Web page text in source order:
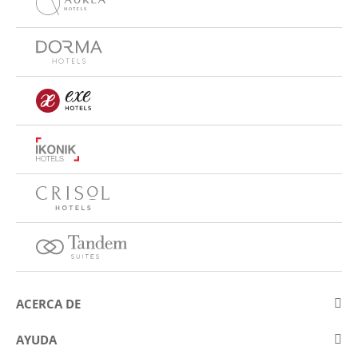
ACERCA DE
Sobre Eurostars Hotel Company
AYUDA